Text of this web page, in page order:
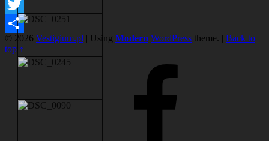
Facebook
Twitter
Share
© 2026 Vestigium.pl | Using Modern WordPress theme. | Back to
top ↑